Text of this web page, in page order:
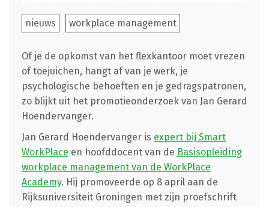
nieuws workplace management
Of je de opkomst van het flexkantoor moet vrezen
of toejuichen, hangt af van je werk, je
psychologische behoeften en je gedragspatronen,
zo blijkt uit het promotieonderzoek van Jan Gerard
Hoendervanger.
Jan Gerard Hoendervanger is expert bij Smart
WorkPlace en hoofddocent van de Basisopleiding
workplace management van de WorkPlace
Academy. Hij promoveerde op 8 april aan de
Rijksuniversiteit Groningen met zijn proefschrift